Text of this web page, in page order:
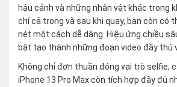
hậu cảnh và những nhân vật khác trong
chí cả trong và sau khi quay, bạn còn có
nét một cách dễ dàng. Hiệu ứng chiều
bật tạo thành những đoạn video đầy thú
Không chỉ đơn thuần đóng vai trò selfie,
iPhone 13 Pro Max còn tích hợp đầy đủ